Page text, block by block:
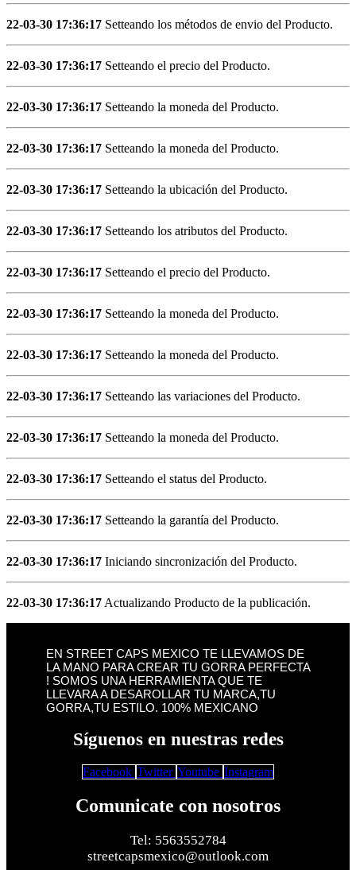
22-03-30 17:36:17 Setteando los métodos de envio del Producto.
22-03-30 17:36:17 Setteando el precio del Producto.
22-03-30 17:36:17 Setteando la moneda del Producto.
22-03-30 17:36:17 Setteando la moneda del Producto.
22-03-30 17:36:17 Setteando la ubicación del Producto.
22-03-30 17:36:17 Setteando los atributos del Producto.
22-03-30 17:36:17 Setteando el precio del Producto.
22-03-30 17:36:17 Setteando la moneda del Producto.
22-03-30 17:36:17 Setteando la moneda del Producto.
22-03-30 17:36:17 Setteando las variaciones del Producto.
22-03-30 17:36:17 Setteando la moneda del Producto.
22-03-30 17:36:17 Setteando el status del Producto.
22-03-30 17:36:17 Setteando la garantía del Producto.
22-03-30 17:36:17 Iniciando sincronización del Producto.
22-03-30 17:36:17 Actualizando Producto de la publicación.
EN STREET CAPS MEXICO TE LLEVAMOS DE
LA MANO PARA CREAR TU GORRA PERFECTA
! SOMOS UNA HERRAMIENTA QUE TE
LLEVARA A DESAROLLAR TU MARCA,TU
GORRA,TU ESTILO. 100% MEXICANO
Síguenos en nuestras redes
Facebook Twitter Youtube Instagram
Comunicate con nosotros
Tel: 5563552784
streetcapsmexico@outlook.com